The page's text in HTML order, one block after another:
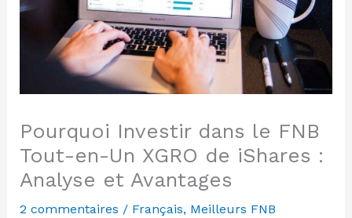
Pourquoi Investir dans le FNB
Tout-en-Un XGRO de iShares :
Analyse et Avantages
2 commentaires / Français, Meilleurs FNB